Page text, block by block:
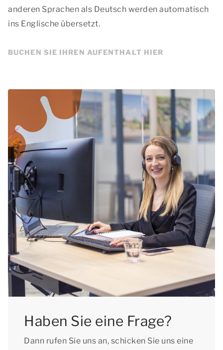
anderen Sprachen als Deutsch werden automatisch
ins Englische übersetzt.
BUCHEN SIE IHREN AUFENTHALT HIER
Haben Sie eine Frage?
Dann rufen Sie uns an, schicken Sie uns eine